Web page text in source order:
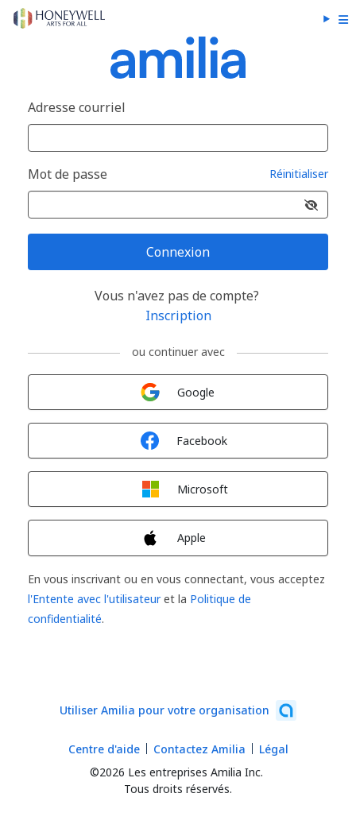
Adresse courriel
Mot de passe Réinitialiser
Connexion
Vous n'avez pas de compte?
Inscription
ou continuer avec
Google
Facebook
Microsoft
Apple
En vous inscrivant ou en vous connectant, vous acceptez
l'Entente avec l'utilisateuret la Politique de
confidentialité.
Utiliser Amilia pour votre organisation
©2026 Les entreprises Amilia Inc.
Tous droits réservés.
Centre d'aide Contactez Amilia Légal